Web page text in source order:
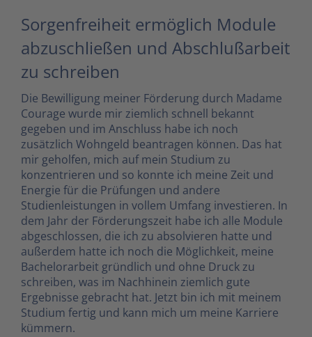
Sorgenfreiheit ermöglich Module
abzuschließen und Abschlußarbeit
zu schreiben
Die Bewilligung meiner Förderung durch Madame
Courage wurde mir ziemlich schnell bekannt
gegeben und im Anschluss habe ich noch
zusätzlich Wohngeld beantragen können. Das hat
mir geholfen, mich auf mein Studium zu
konzentrieren und so konnte ich meine Zeit und
Energie für die Prüfungen und andere
Studienleistungen in vollem Umfang investieren. In
dem Jahr der Förderungszeit habe ich alle Module
abgeschlossen, die ich zu absolvieren hatte und
außerdem hatte ich noch die Möglichkeit, meine
Bachelorarbeit gründlich und ohne Druck zu
schreiben, was im Nachhinein ziemlich gute
Ergebnisse gebracht hat. Jetzt bin ich mit meinem
Studium fertig und kann mich um meine Karriere
kümmern.